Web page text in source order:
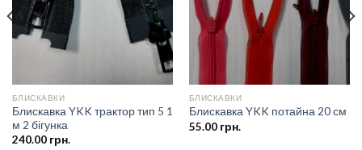
БЛИСКАВКИ
Блискавка YKK трактор тип 5 1
м 2 бігунка
240.00грн.
БЛИСКАВКИ
Блискавка YKK потайна 20 см
55.00грн.